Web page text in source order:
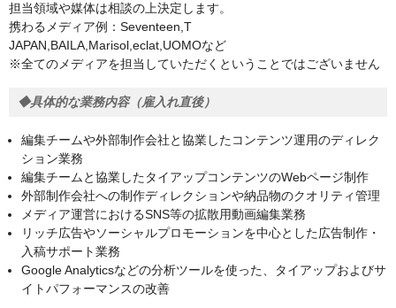
担当領域や媒体は相談の上決定します。
携わるメディア例：Seventeen,T
JAPAN,BAILA,Marisol,eclat,UOMOなど
※全てのメディアを担当していただくということではございません
◆具体的な業務内容（雇入れ直後）
編集チームや外部制作会社と協業したコンテンツ運用のディレク
ション業務
編集チームと協業したタイアップコンテンツのWebページ制作
外部制作会社への制作ディレクションや納品物のクオリティ管理
メディア運営におけるSNS等の拡散用動画編集業務
リッチ広告やソーシャルプロモーションを中心とした広告制作・
入稿サポート業務
Google Analyticsなどの分析ツールを使った、タイアップおよびサ
イトパフォーマンスの改善